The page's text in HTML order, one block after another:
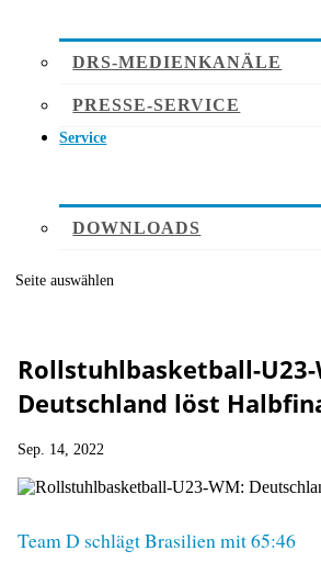
DRS-MEDIENKANÄLE
PRESSE-SERVICE
Service
DOWNLOADS
Seite auswählen
Rollstuhlbasketball-U23-
Deutschland löst
Sep. 14, 2022
Team D schlägt Brasilien mit 65:46